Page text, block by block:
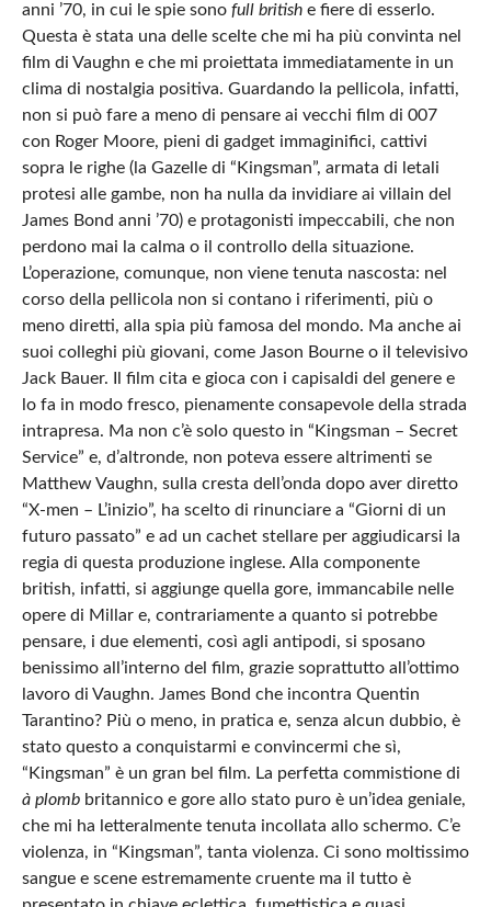
anni ’70, in cui le spie sono full britishe fiere di esserlo.
Questa è stata una delle scelte che mi ha più convinta nel
film di Vaughn e che mi proiettata immediatamente in un
clima di nostalgia positiva. Guardando la pellicola, infatti,
non si può fare a meno di pensare ai vecchi film di 007
con Roger Moore, pieni di gadget immaginifici, cattivi
sopra le righe (la Gazelle di “Kingsman”, armata di letali
protesi alle gambe, non ha nulla da invidiare ai villain del
James Bond anni ’70) e protagonisti impeccabili, che non
perdono mai la calma o il controllo della situazione.
L’operazione, comunque, non viene tenuta nascosta: nel
corso della pellicola non si contano i riferimenti, più o
meno diretti, alla spia più famosa del mondo. Ma anche ai
suoi colleghi più giovani, come Jason Bourne o il televisivo
Jack Bauer. Il film cita e gioca con i capisaldi del genere e
lo fa in modo fresco, pienamente consapevole della strada
intrapresa. Ma non c’è solo questo in “Kingsman – Secret
Service” e, d’altronde, non poteva essere altrimenti se
Matthew Vaughn, sulla cresta dell’onda dopo aver diretto
“X-men – L’inizio”, ha scelto di rinunciare a “Giorni di un
futuro passato” e ad un cachet stellare per aggiudicarsi la
regia di questa produzione inglese. Alla componente
british, infatti, si aggiunge quella gore, immancabile nelle
opere di Millar e, contrariamente a quanto si potrebbe
pensare, i due elementi, così agli antipodi, si sposano
benissimo all’interno del film, grazie soprattutto all’ottimo
lavoro di Vaughn. James Bond che incontra Quentin
Tarantino? Più o meno, in pratica e, senza alcun dubbio, è
stato questo a conquistarmi e convincermi che sì,
“Kingsman” è un gran bel film. La perfetta commistione di
à plomb britannico e gore allo stato puro è un’idea geniale,
che mi ha letteralmente tenuta incollata allo schermo. C’e
violenza, in “Kingsman”, tanta violenza. Ci sono moltissimo
sangue e scene estremamente cruente ma il tutto è